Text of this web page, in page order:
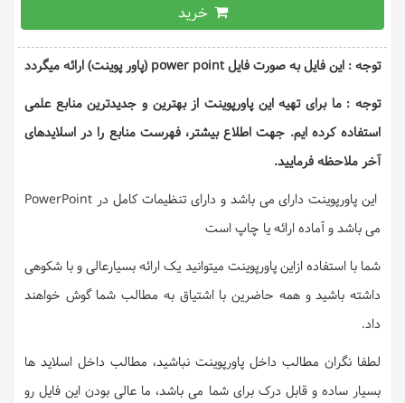
خرید
توجه : این فایل به صورت فایل power point (پاور پوینت) ارائه میگردد
توجه : ما برای تهیه این پاورپوینت از بهترین و جدیدترین منابع علمی
استفاده کرده ایم. جهت اطلاع بیشتر، فهرست منابع را در اسلایدهای
آخر ملاحظه فرمایید.
این پاورپوینت دارای می باشد و دارای تنظیمات کامل در PowerPoint
می باشد و آماده ارائه یا چاپ است
شما با استفاده ازاین پاورپوینت میتوانید یک ارائه بسیارعالی و با شکوهی
داشته باشید و همه حاضرین با اشتیاق به مطالب شما گوش خواهند
داد.
لطفا نگران مطالب داخل پاورپوینت نباشید، مطالب داخل اسلاید ها
بسیار ساده و قابل درک برای شما می باشد، ما عالی بودن این فایل رو